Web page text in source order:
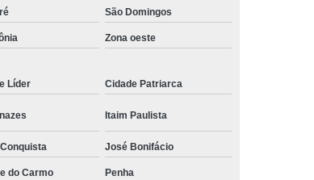
Adaptação de Deficientes
de Deficientes Físicos
Adaptação Pcd
Adaptado
de Adaptação
para Adaptação
São Domingos
Zona oeste
Líder Cidade Patriarca
Itaim Paulista
José Bonifácio
do Carmo Penha